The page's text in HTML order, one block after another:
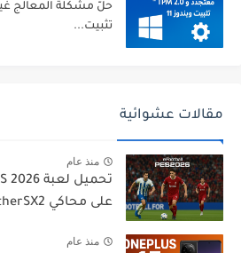
تثبيت...
مقالات عشوائية
منذ عام
على محاكي NetherSX2...
منذ عام